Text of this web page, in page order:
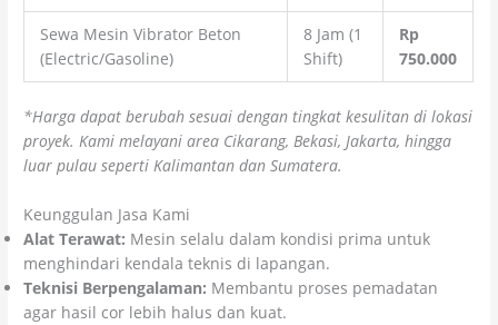
Sewa Mesin Vibrator Beton
(Electric/Gasoline)
8 Jam (1
Shift)
Rp
750.000
*Harga dapat berubah sesuai dengan tingkat kesulitan di lokasi
proyek. Kami melayani area Cikarang, Bekasi, Jakarta, hingga
luar pulau seperti Kalimantan dan Sumatera.
Keunggulan Jasa Kami
Alat Terawat: Mesin selalu dalam kondisi prima untuk
menghindari kendala teknis di lapangan.
Teknisi Berpengalaman: Membantu proses pemadatan
agar hasil cor lebih halus dan kuat.